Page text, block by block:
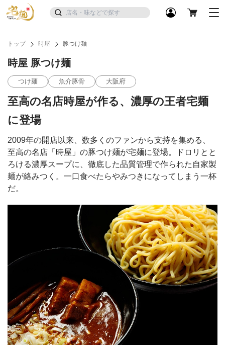
トップ 時屋 豚つけ麺
時屋 豚つけ麺
つけ麺 魚介豚骨 大阪府
至高の名店時屋が作る、濃厚の王者宅麺
に登場
2009年の開店以来、数多くのファンから支持を集める、
至高の名店「時屋」の豚つけ麺が宅麺に登場。ドロリとと
ろける濃厚スープに、徹底した品質管理で作られた自家製
麺が絡みつく。一口食べたらやみつきになってしまう一杯
だ。